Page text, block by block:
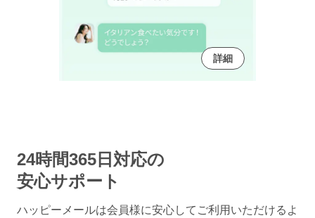
詳細
24時間365日対応の
安心サポート
ハッピーメールは会員様に安心してご利用いただけるよ